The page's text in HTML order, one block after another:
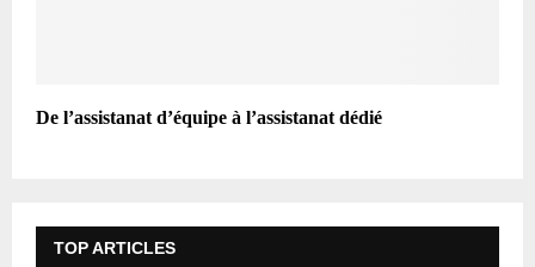
De l’assistanat d’équipe à l’assistanat dédié
TOP ARTICLES